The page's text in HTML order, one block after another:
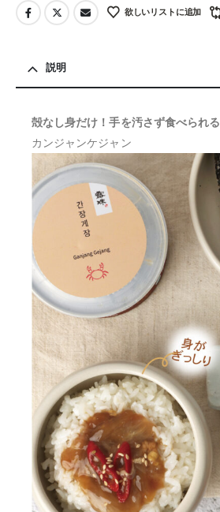
欲しいリストに追加
説明
殻なし身だけ！手を汚さず食べられる
カンジャンケジャン